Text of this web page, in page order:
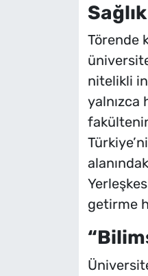
Törende
nitelikli
yalnızca
getirme